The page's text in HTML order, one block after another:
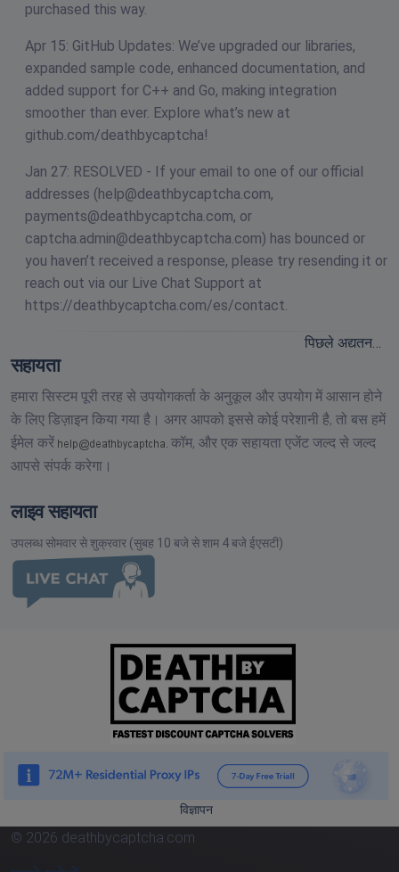
purchased this way.
Apr 15: GitHub Updates: We’ve upgraded our libraries,
expanded sample code, enhanced documentation, and
added support for C++ and Go, making integration
smoother than ever. Explore what’s new at
github.com/deathbycaptcha!
Jan 27: RESOLVED - If your email to one of our official
addresses (help@deathbycaptcha.com,
payments@deathbycaptcha.com, or
captcha.admin@deathbycaptcha.com) has bounced or
you haven’t received a response, please try resending it or
reach out via our Live Chat Support at
https://deathbycaptcha.com/es/contact.
पिछले अद्यतन…
सहायता
हमारा सिस्टम पूरी तरह से उपयोगकर्ता के अनुकूल और उपयोग में आसान होने
के लिए डिज़ाइन किया गया है। अगर आपको इससे कोई परेशानी है, तो बस हमें
ईमेल करें
कॉम, और एक सहायता एजेंट जल्द से जल्द
आपसे संपर्क करेगा।
लाइव सहायता
उपलब्ध सोमवार से शुक्रवार (सुबह 10 बजे से शाम 4 बजे ईएसटी)
विज्ञापन
© 2026 deathbycaptcha.com